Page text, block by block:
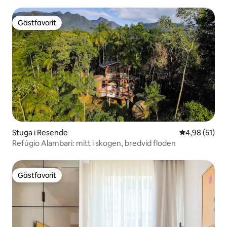
Gästfavorit
Gästfavorit
Stuga i Resende 4,98 av 5 i
4,98 (51)
Refúgio Alambari: mitt i skogen, bredvid floden
Gästfavorit
Gästfavorit